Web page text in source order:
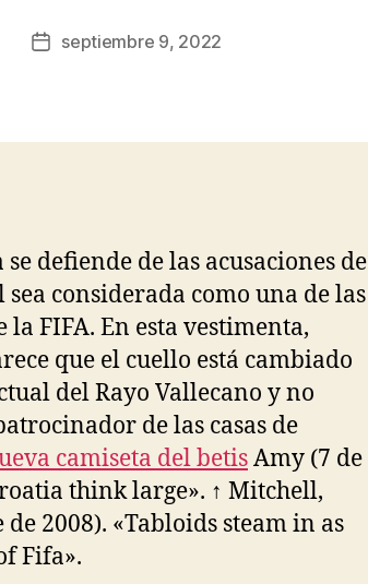
Fechaseptiembre 9, 2022
defiende de las acusaciones de
considerada como una de las
FIFA. En esta vestimenta,
que el cuello está cambiado
del Rayo Vallecano y no
de las casas de
camiseta del betisAmy (7 de
think large». ↑ Mitchell,
2008). «Tabloids steam in as
Fifa».